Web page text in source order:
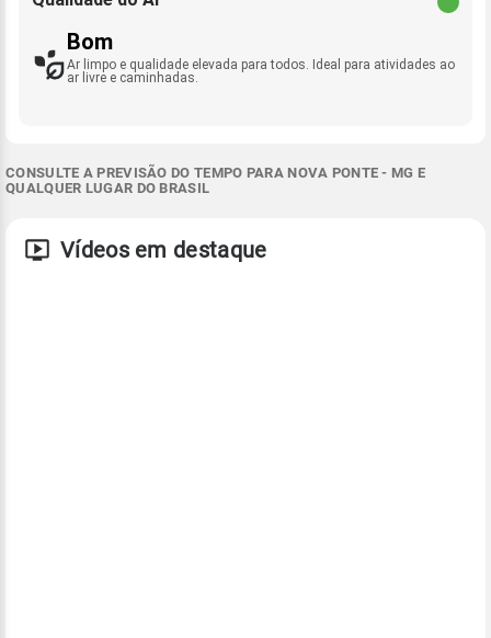
Bom
Ar limpo e qualidade elevada para todos. Ideal para atividades ao
ar livre e caminhadas.
CONSULTE A PREVISÃO DO TEMPO PARA NOVA PONTE - MG E
QUALQUER LUGAR DO BRASIL
Vídeos em destaque